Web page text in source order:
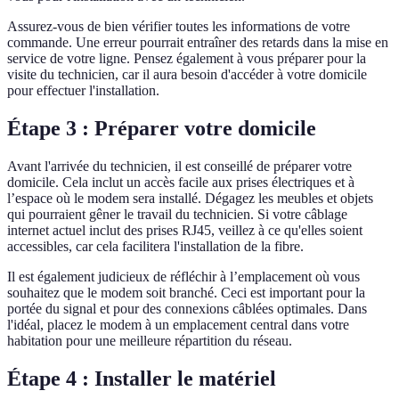
Assurez-vous de bien vérifier toutes les informations de votre
commande. Une erreur pourrait entraîner des retards dans la mise en
service de votre ligne. Pensez également à vous préparer pour la
visite du technicien, car il aura besoin d'accéder à votre domicile
pour effectuer l'installation.
Étape 3 : Préparer votre domicile
Avant l'arrivée du technicien, il est conseillé de préparer votre
domicile. Cela inclut un accès facile aux prises électriques et à
l’espace où le modem sera installé. Dégagez les meubles et objets
qui pourraient gêner le travail du technicien. Si votre câblage
internet actuel inclut des prises RJ45, veillez à ce qu'elles soient
accessibles, car cela facilitera l'installation de la fibre.
Il est également judicieux de réfléchir à l’emplacement où vous
souhaitez que le modem soit branché. Ceci est important pour la
portée du signal et pour des connexions câblées optimales. Dans
l'idéal, placez le modem à un emplacement central dans votre
habitation pour une meilleure répartition du réseau.
Étape 4 : Installer le matériel